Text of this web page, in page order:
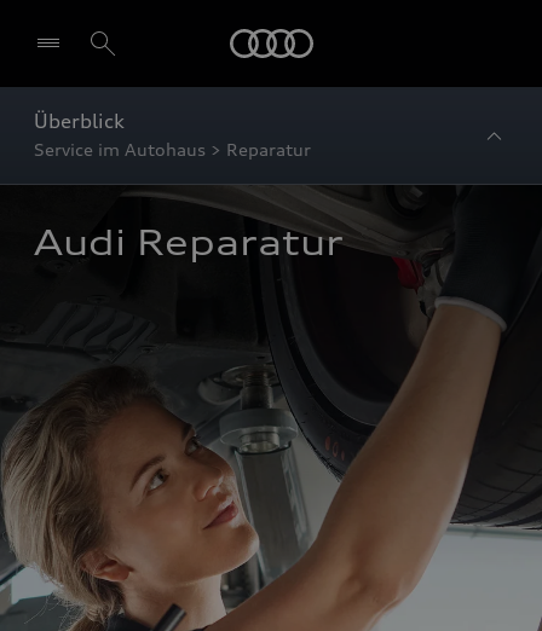
Überblick
Service im Autohaus > Reparatur
Audi Reparatur